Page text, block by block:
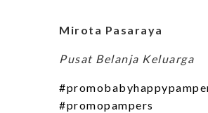
Mirota Pasaraya
Pusat Belanja Keluarga
#promopampers